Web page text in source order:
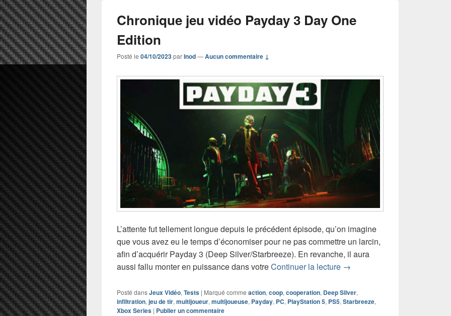
Chronique jeu vidéo Payday 3 Day One
Edition
Posté le 04/10/2023parInod—Aucun commentaire ↓
L’attente fut tellement longue depuis le précédent épisode, qu’on imagine
que vous avez eu le temps d’économiser pour ne pas commettre un larcin,
afin d’acquérir Payday 3 (Deep Silver/Starbreeze). En revanche, il aura
aussi fallu monter en puissance dans votreContinuer la lecture Chronique jeu vidéo Payday 3
→
Posté dansJeux Vidéo, Tests | Marqué comme action, coop, cooperation, Deep Silver,
infiltration, jeu de tir, multijoueur, multijoueuse, Payday, PC, PlayStation 5, PS5, Starbreeze,
Xbox Series | Publier un commentaire